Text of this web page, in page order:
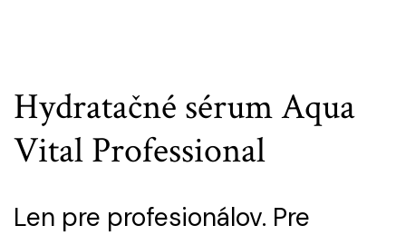
Hydratačné sérum Aqua
Vital Professional
Len pre profesionálov. Pre